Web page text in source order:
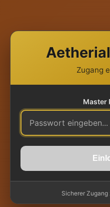
Zugang
Master
Sicherer Zugang